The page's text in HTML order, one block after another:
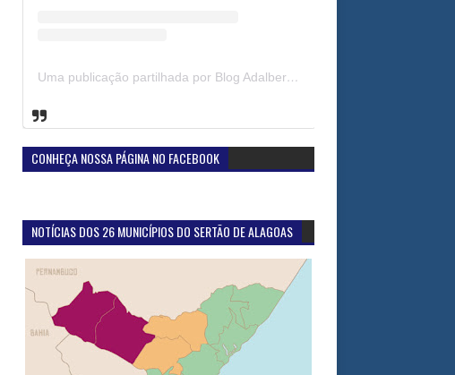
Uma publicação partilhada por Blog Adalberto Gomes Noticias (@blogadalbertogomesnoticiass)
CONHEÇA NOSSA PÁGINA NO FACEBOOK
NOTÍCIAS DOS 26 MUNICÍPIOS DO SERTÃO DE ALAGOAS